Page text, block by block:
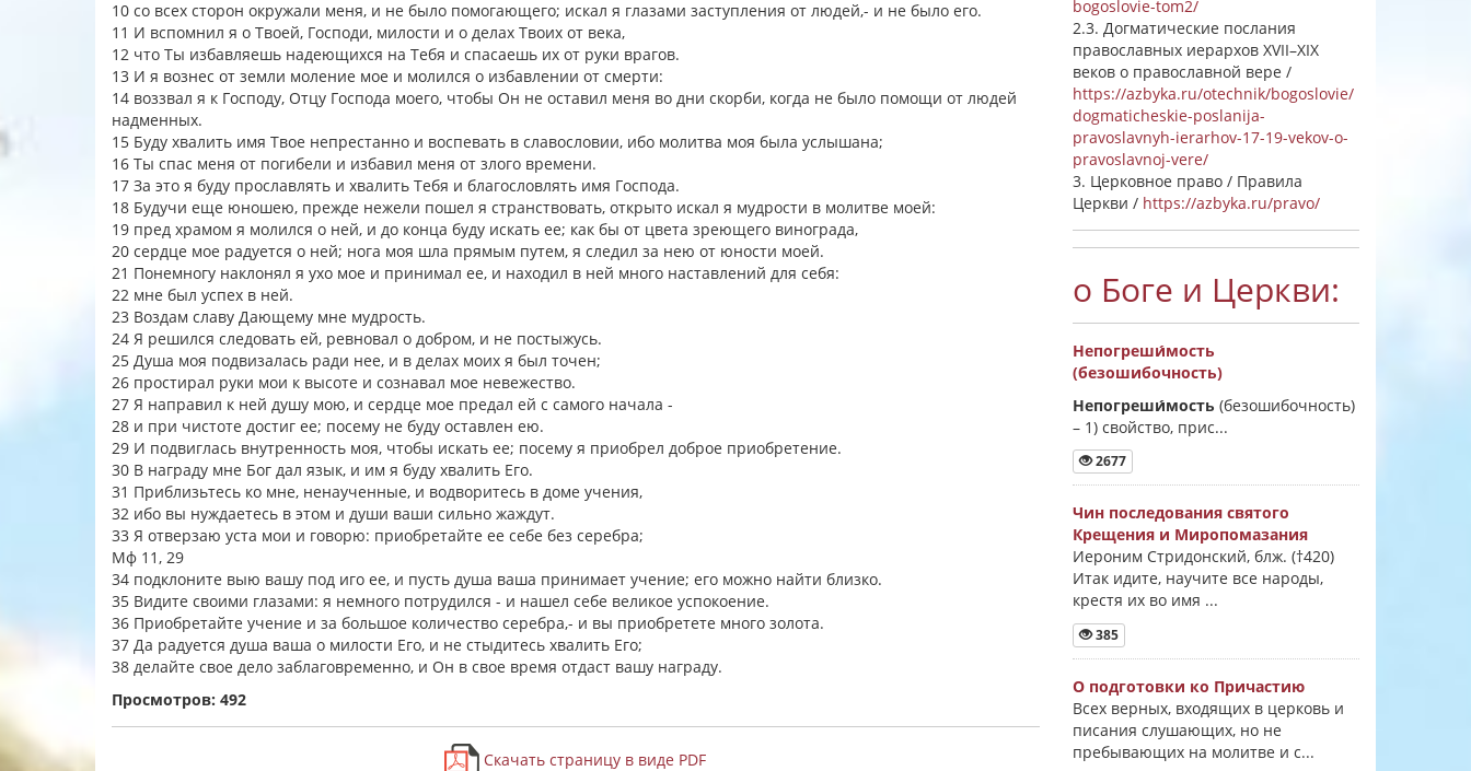
10 со всех сторон окружали меня, и не было помогающего; искал я глазами заступления от людей,- и не было его.
11 И вспомнил я о Твоей, Господи, милости и о делах Твоих от века,
12 что Ты избавляешь надеющихся на Тебя и спасаешь их от руки врагов.
13 И я вознес от земли моление мое и молился о избавлении от смерти:
14 воззвал я к Господу, Отцу Господа моего, чтобы Он не оставил меня во дни скорби, когда не было помощи от людей
надменных.
15 Буду хвалить имя Твое непрестанно и воспевать в славословии, ибо молитва моя была услышана;
16 Ты спас меня от погибели и избавил меня от злого времени.
17 За это я буду прославлять и хвалить Тебя и благословлять имя Господа.
18 Будучи еще юношею, прежде нежели пошел я странствовать, открыто искал я мудрости в молитве моей:
19 пред храмом я молился о ней, и до конца буду искать ее; как бы от цвета зреющего винограда,
20 сердце мое радуется о ней; нога моя шла прямым путем, я следил за нею от юности моей.
21 Понемногу наклонял я ухо мое и принимал ее, и находил в ней много наставлений для себя:
22 мне был успех в ней.
23 Воздам славу Дающему мне мудрость.
24 Я решился следовать ей, ревновал о добром, и не постыжусь.
25 Душа моя подвизалась ради нее, и в делах моих я был точен;
26 простирал руки мои к высоте и сознавал мое невежество.
27 Я направил к ней душу мою, и сердце мое предал ей с самого начала -
28 и при чистоте достиг ее; посему не буду оставлен ею.
29 И подвиглась внутренность моя, чтобы искать ее; посему я приобрел доброе приобретение.
30 В награду мне Бог дал язык, и им я буду хвалить Его.
31 Приблизьтесь ко мне, ненаученные, и водворитесь в доме учения,
32 ибо вы нуждаетесь в этом и души ваши сильно жаждут.
33 Я отверзаю уста мои и говорю: приобретайте ее себе без серебра;
Мф 11, 29
34 подклоните выю вашу под иго ее, и пусть душа ваша принимает учение; его можно найти близко.
35 Видите своими глазами: я немного потрудился - и нашел себе великое успокоение.
36 Приобретайте учение и за большое количество серебра,- и вы приобретете много золота.
37 Да радуется душа ваша о милости Его, и не стыдитесь хвалить Его;
38 делайте свое дело заблаговременно, и Он в свое время отдаст вашу награду.
Просмотров: 492
Скачать страницу в виде PDF
bogoslovie-tom2/
2.3. Догматические послания
православных иерархов XVII–XIX
веков о православной вере /
https://azbyka.ru/otechnik/bogoslovie/
dogmaticheskie-poslanija-
pravoslavnyh-ierarhov-17-19-vekov-o-
pravoslavnoj-vere/
3. Церковное право / Правила
Церкви / https://azbyka.ru/pravo/
о Боге и Церкви:
Непогреши́мость
(безошибочность)
Непогреши́мость (безошибочность)
–1) свойство, прис...
2677
Чин последования святого
Крещения и Миропомазания
Иероним Стридонский, блж. (†420)
Итак идите, научите все народы,
крестя их во имя ...
385
О подготовки ко Причастию
Всех верных, входящих в церковь и
писания слушающих, но не
пребывающих на молитве и с...